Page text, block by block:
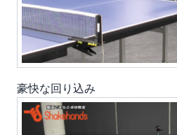
豪快な回り込み